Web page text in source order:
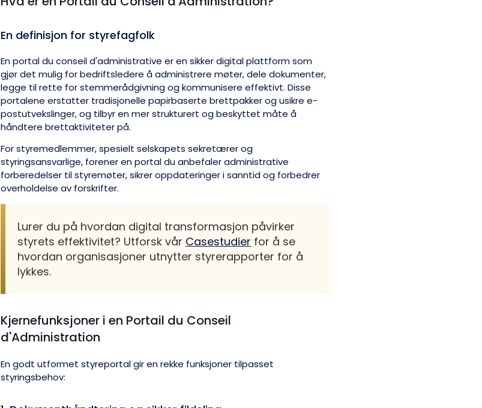
En definisjon for styrefagfolk
En portal du conseil d'administrative er en sikker digital plattform som
gjør det mulig for bedriftsledere å administrere møter, dele dokumenter,
legge til rette for stemmerådgivning og kommunisere effektivt. Disse
portalene erstatter tradisjonelle papirbaserte brettpakker og usikre e-
postutvekslinger, og tilbyr en mer strukturert og beskyttet måte å
håndtere brettaktiviteter på.
For styremedlemmer, spesielt selskapets sekretærer og
styringsansvarlige, forener en portal du anbefaler administrative
forberedelser til styremøter, sikrer oppdateringer i sanntid og forbedrer
overholdelse av forskrifter.
Lurer du på hvordan digital transformasjon påvirker
styrets effektivitet? Utforsk vår Casestudier for å se
hvordan organisasjoner utnytter styrerapporter for å
lykkes.
Kjernefunksjoner i en Portail du Conseil
d'Administration
En godt utformet styreportal gir en rekke funksjoner tilpasset
styringsbehov: